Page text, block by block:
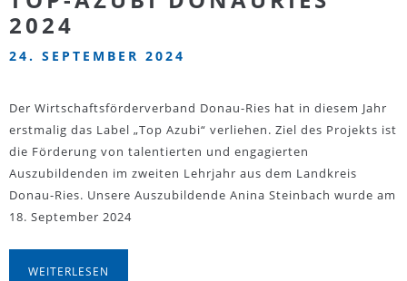
2024
24. SEPTEMBER 2024
Der Wirtschaftsförderverband Donau-Ries hat in diesem Jahr
erstmalig das Label „Top Azubi“ verliehen. Ziel des Projekts ist
die Förderung von talentierten und engagierten
Auszubildenden im zweiten Lehrjahr aus dem Landkreis
Donau-Ries. Unsere Auszubildende Anina Steinbach wurde am
18. September 2024
WEITERLESEN